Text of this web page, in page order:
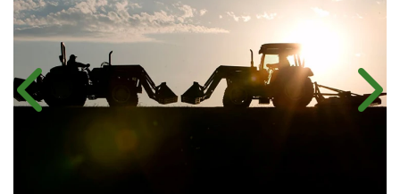
Anterior